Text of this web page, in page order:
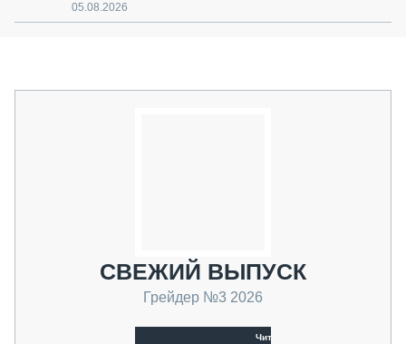
05.08.2026
СВЕЖИЙ ВЫПУСК
Грейдер №3 2026
Читать